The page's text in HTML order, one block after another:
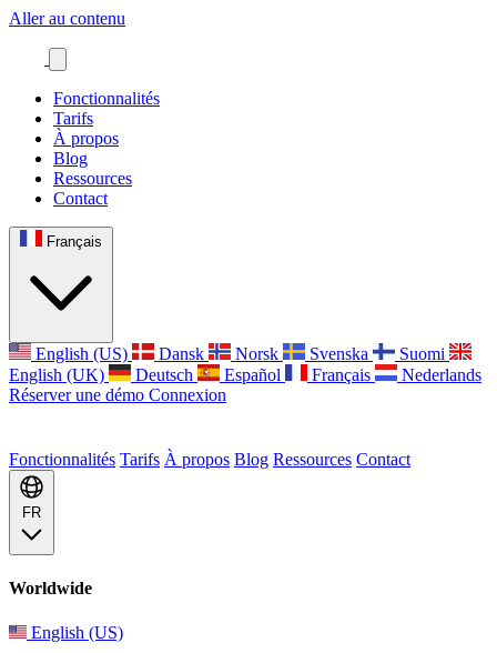
Aller au contenu
Fonctionnalités
Tarifs
À propos
Blog
Ressources
Contact
Français
English (US) Dansk Norsk Svenska
Suomi
English (UK)
Deutsch Español Français
Nederlands
Réserver une démo Connexion
Fonctionnalités Tarifs À propos Blog Ressources Contact
FR
Worldwide
English (US)